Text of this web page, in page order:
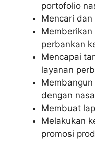
portofolio
Mencari
perbankan
Mencapai
layanan
dengan
Membuat
Melakukan
promosi